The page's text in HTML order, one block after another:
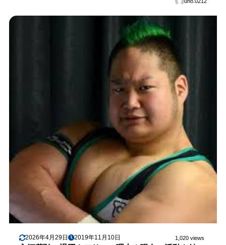
2026年4月29日 2019年11月10日 1,020 views